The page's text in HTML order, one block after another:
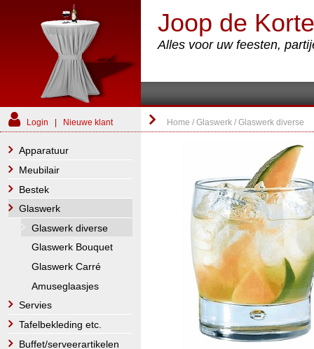
Joop de
Alles voor uw feesten,
Login Nieuwe klant Home /Glaswerk /Glaswerk diverse
Apparatuur
Meubilair
Bestek
Glaswerk
Glaswerk diverse
Glaswerk Bouquet
Glaswerk Carré
Amuseglaasjes
Servies
Tafelbekleding etc.
Buffet/serveerartikelen